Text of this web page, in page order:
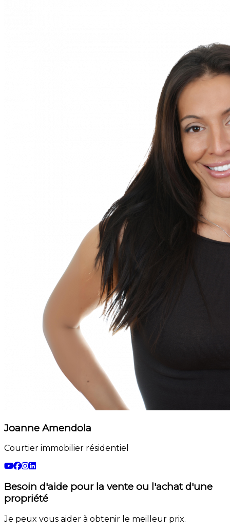
Joanne Amendola
Courtier immobilier résidentiel
Besoin d'aide pour la vente ou l'achat d'une
propriété
Je peux vous aider à obtenir le meilleur prix.